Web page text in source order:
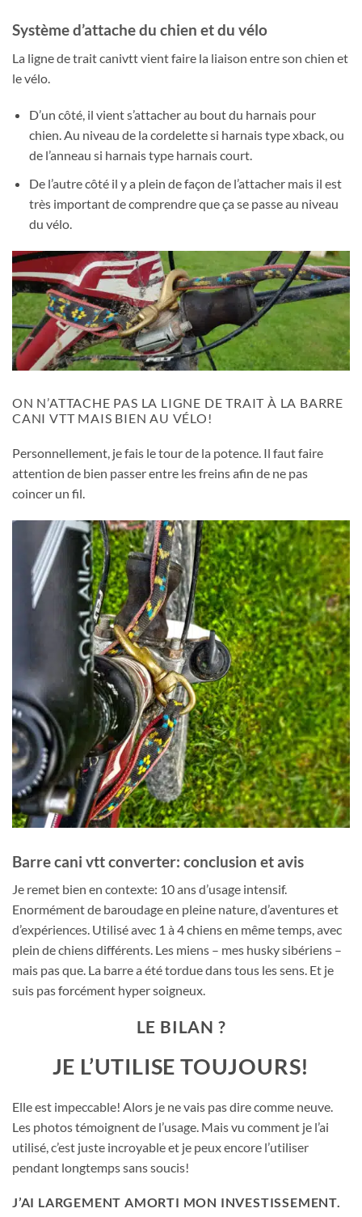
Système d’attache du chien et du vélo
La ligne de trait canivtt vient faire la liaison entre son chien et
le vélo.
D’un côté, il vient s’attacher au bout du harnais pour
chien. Au niveau de la cordelette si harnais type xback, ou
de l’anneau si harnais type harnais court.
De l’autre côté il y a plein de façon de l’attacher mais il est
très important de comprendre que ça se passe au niveau
du vélo.
ON N’ATTACHE PAS LA LIGNE DE TRAIT À LA BARRE
CANI VTT MAIS BIEN AU VÉLO!
Personnellement, je fais le tour de la potence. Il faut faire
attention de bien passer entre les freins afin de ne pas
coincer un fil.
Barre cani vtt converter: conclusion et avis
Je remet bien en contexte: 10 ans d’usage intensif.
Enormément de baroudage en pleine nature, d’aventures et
d’expériences. Utilisé avec 1 à 4 chiens en même temps, avec
plein de chiens différents. Les miens – mes husky sibériens –
mais pas que. La barre a été tordue dans tous les sens. Et je
suis pas forcément hyper soigneux.
LE BILAN ?
JE L’UTILISE TOUJOURS!
Elle est impeccable! Alors je ne vais pas dire comme neuve.
Les photos témoignent de l’usage. Mais vu comment je l’ai
utilisé, c’est juste incroyable et je peux encore l’utiliser
pendant longtemps sans soucis!
J’AI LARGEMENT AMORTI MON INVESTISSEMENT.